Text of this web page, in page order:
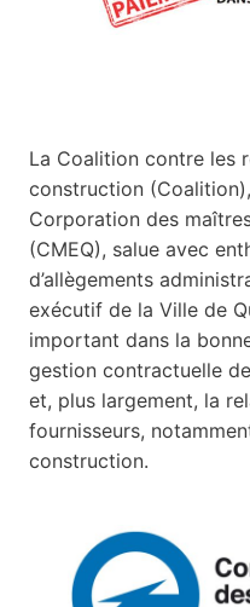
La Coalition contre les
construction
Corporation des
(CMEQ), salue avec
d’allègements
exécutif de la Ville de
important dans la
gestion contractuelle
et, plus largement, la
fournisseurs,
construction.